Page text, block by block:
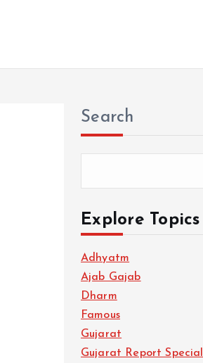
Search
Explore Topics
Adhyatm
Ajab Gajab
Dharm
Famous
Gujarat
Gujarat Report Special